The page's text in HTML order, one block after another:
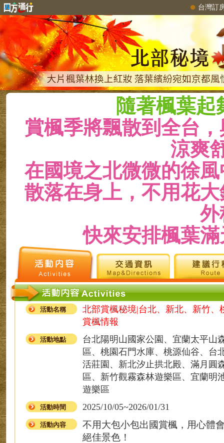
台灣訂
隨著楓葉起
賞楓季將飄散到全台
涼爽
在國境之北微微的徐
散落在身上，不用花
外
快來安排楓葉
活動名稱
北部賞楓秘境|台北、新北、新竹、
賞楓情報
活動地點
台北陽明山國家公園、宜蘭太平山
區、桃園石門水庫、桃源仙谷、台
活莊園、新北汐止拱北殿、滿月圓
區、新竹觀霧森林遊樂區、宜蘭明
遊樂區
活動時間 2025/10/05~2026/01/31
活動內容
不用大包小包出國賞楓，用心體
絕佳景色！